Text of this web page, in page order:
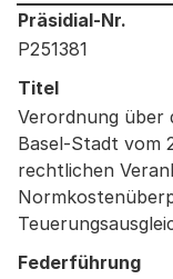
Informationen
Präsidial-Nr.
P251381
Titel
Verordnung über
Basel-Stadt vom
rechtlichen
Federführung